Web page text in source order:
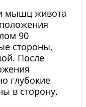
мышц живота
90
стороны,
После
глубокие
в сторону.